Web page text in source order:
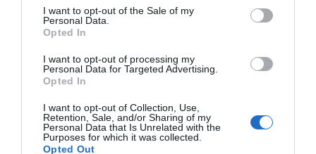
consent section.
I want to opt-out of the Sale of my
Personal Data.
Opted In
I want to opt-out of processing my
Personal Data for Targeted Advertising.
Opted In
I want to opt-out of Collection, Use,
Retention, Sale, and/or Sharing of my
Personal Data that Is Unrelated with the
Purposes for which it was collected.
Opted Out